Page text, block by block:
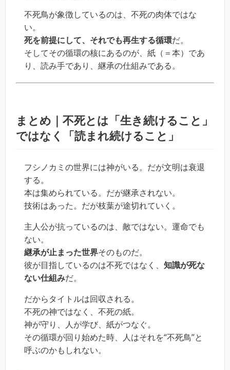
不死鳥が象徴しているのは、不死の肉体ではな
い。
死を前提にして、それでも再生する循環だ。
そしてその循環の核にあるのが、紙（＝本）であ
り、読み手であり、継承の仕組みである。
まとめ｜不死とは「生き続けること」
ではなく「読まれ続けること」
フシノカミの世界には神がいる。だが文明は衰退
する。
本は集められている。だが継承されない。
技術はあった。だが枝葉が途切れていく。
主人公が抗っているのは、敵ではない。運命でも
ない。
継承が止まった世界そのものだ。
彼が目指しているのは不死ではなく、 知識が死な
ない仕組みだ。
だからタイトルは回収される。
不死の神ではなく、不死の紙。
神が守り、人が学び、紙がつなぐ。
その循環が回り始めた時、人はそれを“不死鳥”と
呼ぶのかもしれない。